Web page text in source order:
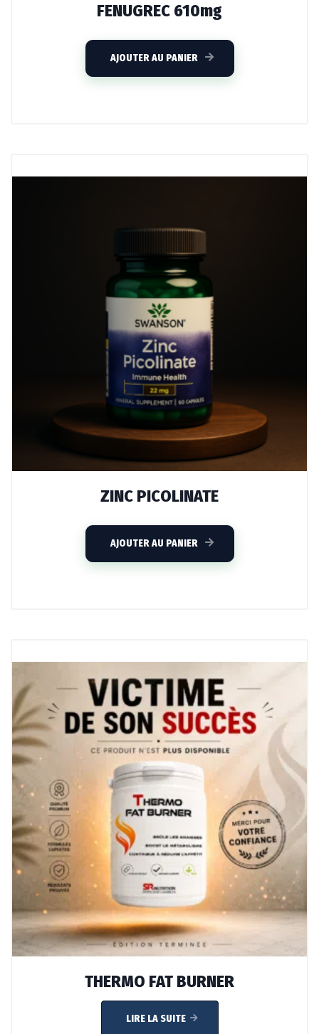
FENUGREC 610mg
AJOUTER AU PANIER
ZINC PICOLINATE
AJOUTER AU PANIER
THERMO FAT BURNER
LIRE LA SUITE